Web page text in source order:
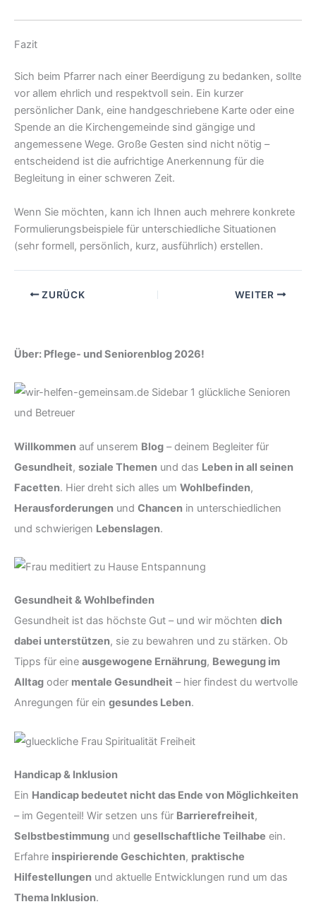
Fazit
Sich beim Pfarrer nach einer Beerdigung zu bedanken, sollte
vor allem ehrlich und respektvoll sein. Ein kurzer
persönlicher Dank, eine handgeschriebene Karte oder eine
Spende an die Kirchengemeinde sind gängige und
angemessene Wege. Große Gesten sind nicht nötig –
entscheidend ist die aufrichtige Anerkennung für die
Begleitung in einer schweren Zeit.
Wenn Sie möchten, kann ich Ihnen auch mehrere konkrete
Formulierungsbeispiele für unterschiedliche Situationen
(sehr formell, persönlich, kurz, ausführlich) erstellen.
ZURÜCK WEITER
Über: Pflege- und Seniorenblog 2026!
Willkommen auf unserem Blog – deinem Begleiter für
Gesundheit, soziale Themen und das Leben in all seinen
Facetten. Hier dreht sich alles um Wohlbefinden,
Herausforderungen und Chancen in unterschiedlichen
und schwierigen Lebenslagen.
Gesundheit & Wohlbefinden
Gesundheit ist das höchste Gut – und wir möchten dich
dabei unterstützen, sie zu bewahren und zu stärken. Ob
Tipps für eine ausgewogene Ernährung, Bewegung im
Alltag oder mentale Gesundheit – hier findest du wertvolle
Anregungen für ein gesundes Leben.
Handicap & Inklusion
Ein Handicap bedeutet nicht das Ende von Möglichkeiten
– im Gegenteil! Wir setzen uns für Barrierefreiheit,
Selbstbestimmung und gesellschaftliche Teilhabe ein.
Erfahre inspirierende Geschichten, praktische
Hilfestellungen und aktuelle Entwicklungen rund um das
Thema Inklusion.